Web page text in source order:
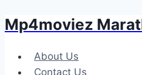
Skip
content
Mp4moviez
About Us
Contact Us